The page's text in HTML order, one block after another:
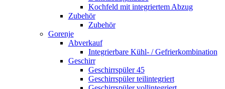
Kochfeld mit integriertem Abzug
Zubehör
Zubehör
Gorenje
Abverkauf
Integrierbare Kühl- / Gefrierkombination
Geschirr
Geschirrspüler 45
Geschirrspüler teilintegriert